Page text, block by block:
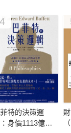
公司發行特別
。
此之外，輔以
境下投資人對特
者實際參與過的
的己種記名式
4
特的決策邏
身價1113億美